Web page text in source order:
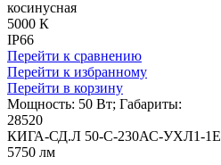
косинусная
5000 К
IP66
Перейти к сравнению
Перейти к избранному
Перейти в корзину
Мощность: 50 Вт; Габариты:
28520
КИГА-СД.Л 50-С-230АС-УХЛ1-
5750 лм